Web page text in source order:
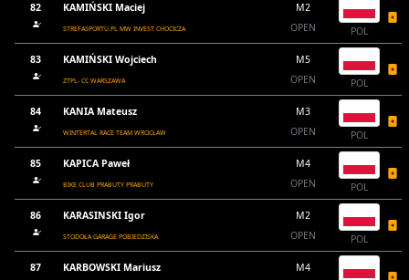
82 KAMIŃSKI Maciej
STREFASPORTU.PL MW INVEST CHOCICZA
M2
OPEN
POL
83 KAMIŃSKI Wojciech
ZTPL- CC WARSZAWA
M5
OPEN
POL
84 KANIA Mateusz
WINTERTAL RACE TEAM WROCŁAW
M3
OPEN
POL
85 KAPICA Paweł
BIKE CLUB PRABUTY PRABUTY
M4
OPEN
POL
86 KARASINSKI Igor
STODOŁA GARAGE POBIEDZISKA
M2
OPEN
POL
87 KARBOWSKI Mariusz
M4